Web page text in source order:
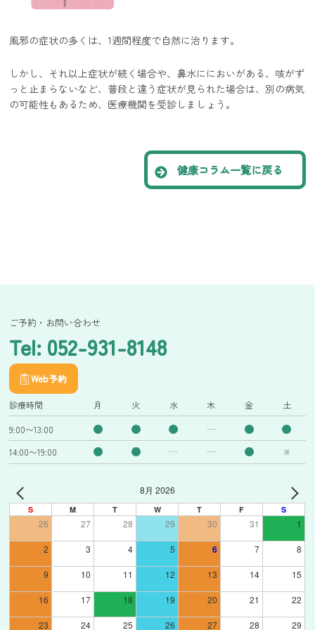
風邪の症状の多くは、1週間程度で自然に治ります。
しかし、それ以上症状が続く場合や、鼻水ににおいがある、咳がず
っと止まらないなど、普段と違う症状が見られた場合は、別の病気
の可能性もあるため、医療機関を受診しましょう。
健康コラム一覧に戻る
ご予約・お問い合わせ
Tel: 052-931-8148
Web予約
診療時間 月 火 水 木 金 土
9:00〜13:00
14:00〜19:00
※
8月 2026
S M T W T F S
26 27 28 29 30 31 1
2 3 4 5 6 7 8
9 10 11 12 13 14 15
16 17 18 19 20 21 22
23 24 25 26 27 28 29